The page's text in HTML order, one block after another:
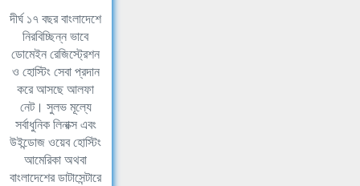
দীর্ঘ ১৭ বছর বাংলাদেশে
নিরবিচ্ছিন্ন ভাবে
ডোমেইন রেজিস্ট্রেশন
ও হোস্টিং সেবা প্রদান
করে আসছে আলফা
নেট। সুলভ মূল্যে
সর্বাধুনিক লিনাক্স এবং
উইন্ডোজ ওয়েব হোস্টিং
আমেরিকা অথবা
বাংলাদেশের ডাটাসেন্টারে